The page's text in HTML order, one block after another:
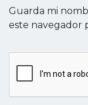
Guarda mi
este navegador